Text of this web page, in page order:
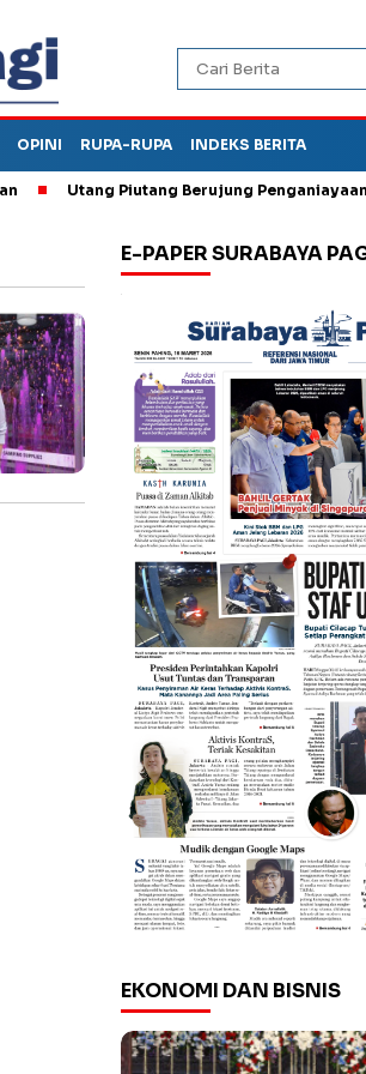
OPINI RUPA-RUPA INDEKS BERITA
Utang Piutang Berujung Penganiayaan,
E-PAPER SURABAYA
EKONOMI DAN BISNIS